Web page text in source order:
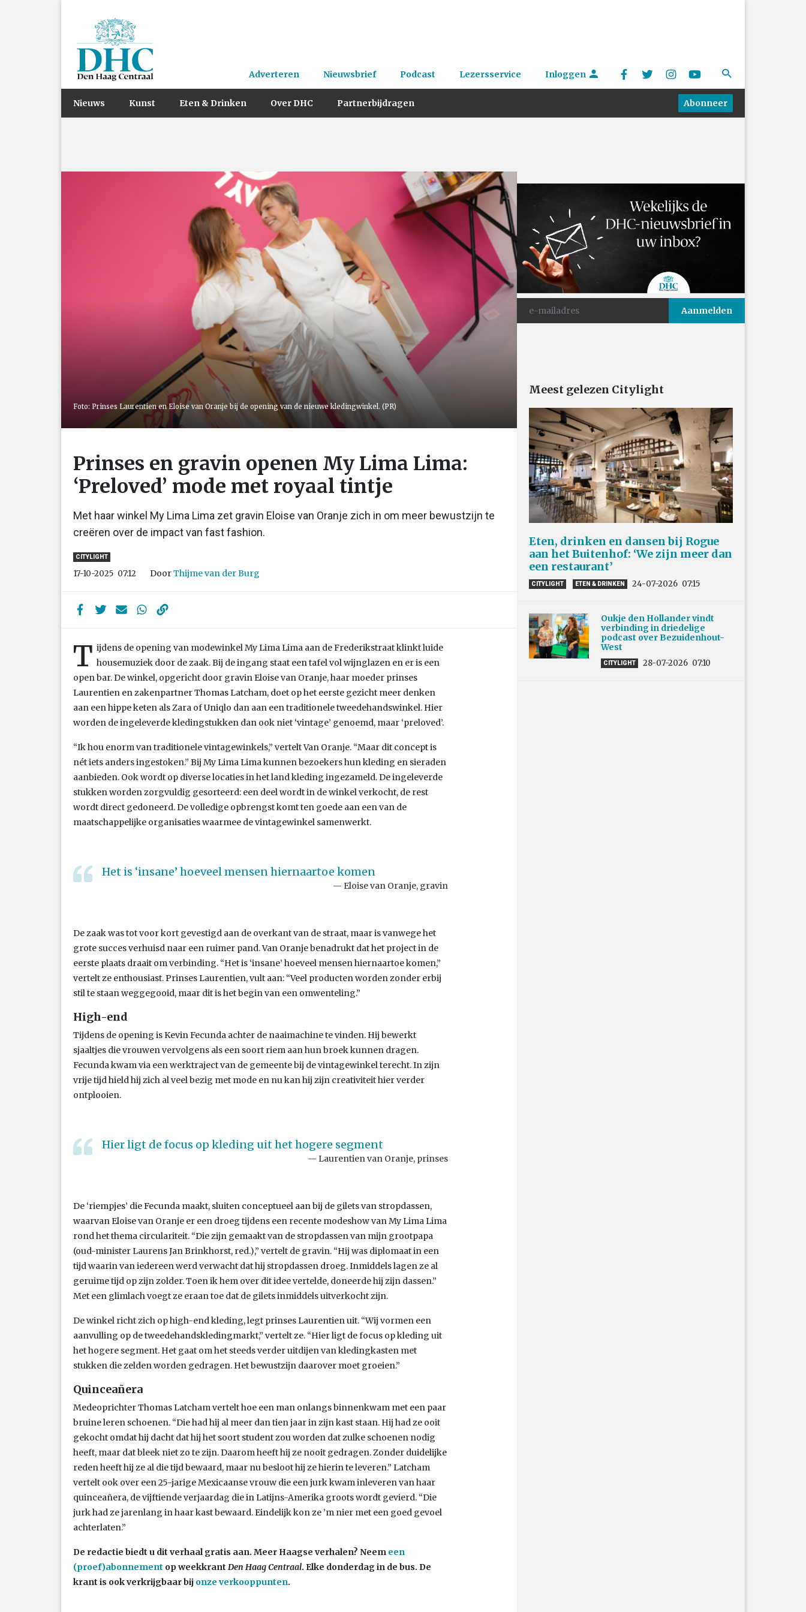
Adverteren Nieuwsbrief Podcast Lezersservice Inloggen
Nieuws Kunst Eten & Drinken Over DHC Partnerbijdragen Abonneer
Foto: Prinses Laurentien en Eloise van Oranje bij de opening van de nieuwe kledingwinkel. (PR)
Prinses en gravin openen My Lima Lima:
‘Preloved’ mode met royaal tintje
Met haar winkel My Lima Lima zet gravin Eloise van Oranje zich in om meer bewustzijn te
creëren over de impact van fast fashion.
CITYLIGHT
17-10-2025 07:12 DoorThijme van der Burg
T ijdens de opening van modewinkel My Lima Lima aan de Frederikstraat klinkt luide
housemuziek door de zaak. Bij de ingang staat een tafel vol wijnglazen en er is een
open bar. De winkel, opgericht door gravin Eloise van Oranje, haar moeder prinses
Laurentien en zakenpartner Thomas Latcham, doet op het eerste gezicht meer denken
aan een hippe keten als Zara of Uniqlo dan aan een traditionele tweedehandswinkel. Hier
worden de ingeleverde kledingstukken dan ook niet ‘vintage’ genoemd, maar ‘preloved’.
“Ik hou enorm van traditionele vintagewinkels,” vertelt Van Oranje. “Maar dit concept is
nét iets anders ingestoken.” Bij My Lima Lima kunnen bezoekers hun kleding en sieraden
aanbieden. Ook wordt op diverse locaties in het land kleding ingezameld. De ingeleverde
stukken worden zorgvuldig gesorteerd: een deel wordt in de winkel verkocht, de rest
wordt direct gedoneerd. De volledige opbrengst komt ten goede aan een van de
maatschappelijke organisaties waarmee de vintagewinkel samenwerkt.
Het is ‘insane’ hoeveel mensen hiernaartoe komen
Eloise van Oranje, gravin
De zaak was tot voor kort gevestigd aan de overkant van de straat, maar is vanwege het
grote succes verhuisd naar een ruimer pand. Van Oranje benadrukt dat het project in de
eerste plaats draait om verbinding. “Het is ‘insane’ hoeveel mensen hiernaartoe komen,”
vertelt ze enthousiast. Prinses Laurentien, vult aan: “Veel producten worden zonder erbij
stil te staan weggegooid, maar dit is het begin van een omwenteling.”
High-end
Tijdens de opening is Kevin Fecunda achter de naaimachine te vinden. Hij bewerkt
sjaaltjes die vrouwen vervolgens als een soort riem aan hun broek kunnen dragen.
Fecunda kwam via een werktraject van de gemeente bij de vintagewinkel terecht. In zijn
vrije tijd hield hij zich al veel bezig met mode en nu kan hij zijn creativiteit hier verder
ontplooien.
Hier ligt de focus op kleding uit het hogere segment
Laurentien van Oranje, prinses
De ‘riempjes’ die Fecunda maakt, sluiten conceptueel aan bij de gilets van stropdassen,
waarvan Eloise van Oranje er een droeg tijdens een recente modeshow van My Lima Lima
rond het thema circulariteit. “Die zijn gemaakt van de stropdassen van mijn grootpapa
(oud-minister Laurens Jan Brinkhorst, red.),” vertelt de gravin. “Hij was diplomaat in een
tijd waarin van iedereen werd verwacht dat hij stropdassen droeg. Inmiddels lagen ze al
geruime tijd op zijn zolder. Toen ik hem over dit idee vertelde, doneerde hij zijn dassen.”
Met een glimlach voegt ze eraan toe dat de gilets inmiddels uitverkocht zijn.
De winkel richt zich op high-end kleding, legt prinses Laurentien uit. “Wij vormen een
aanvulling op de tweedehandskledingmarkt,” vertelt ze. “Hier ligt de focus op kleding uit
het hogere segment. Het gaat om het steeds verder uitdijen van kledingkasten met
stukken die zelden worden gedragen. Het bewustzijn daarover moet groeien.”
Quinceañera
Medeoprichter Thomas Latcham vertelt hoe een man onlangs binnenkwam met een paar
bruine leren schoenen. “Die had hij al meer dan tien jaar in zijn kast staan. Hij had ze ooit
gekocht omdat hij dacht dat hij het soort student zou worden dat zulke schoenen nodig
heeft, maar dat bleek niet zo te zijn. Daarom heeft hij ze nooit gedragen. Zonder duidelijke
reden heeft hij ze al die tijd bewaard, maar nu besloot hij ze hierin te leveren.” Latcham
vertelt ook over een 25-jarige Mexicaanse vrouw die een jurk kwam inleveren van haar
quinceañera, de vijftiende verjaardag die in Latijns-Amerika groots wordt gevierd. “Die
jurk had ze jarenlang in haar kast bewaard. Eindelijk kon ze ’m nier met een goed gevoel
achterlaten.”
De redactie biedt u dit verhaal gratis aan. Meer Haagse verhalen? Neem een
(proef)abonnement op weekkrant Den Haag Centraal. Elke donderdag in de bus. De
krant is ook verkrijgbaar bij onze verkooppunten.
Meest gelezen Citylight
Eten, drinken en dansen bij Rogue
aan het Buitenhof: ‘We zijn meer dan
een restaurant’
CITYLIGHT ETEN & DRINKEN 24-07-2026 07:15
Oukje den Hollander vindt
verbinding in driedelige
podcast over Bezuidenhout-
West
CITYLIGHT 28-07-2026 07:10